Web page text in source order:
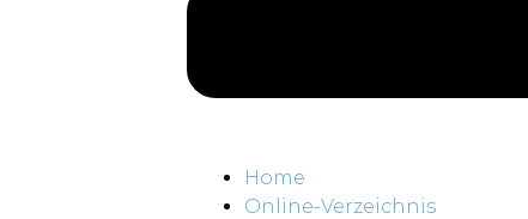
Home
Online-Verzeichnis